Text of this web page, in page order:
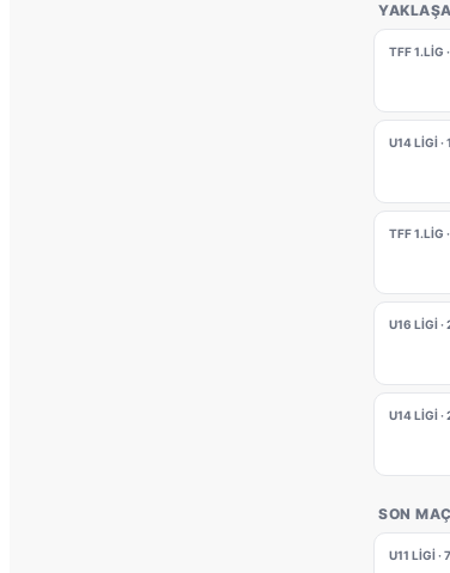
TFF 1.LIG
U14 LIGI
TFF 1.LIG
U16 LIGI
U14 LIGI
SON
U11 LIGI ·